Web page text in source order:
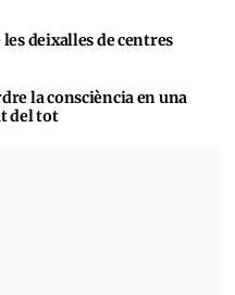
deixalles de centres
la consciència en una
del tot